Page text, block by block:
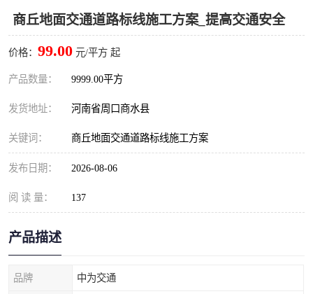
商丘地面交通道路标线施工方案_提高交通安全
价格： 99.00 元/平方 起
产品数量： 9999.00平方
发货地址： 河南省周口商水县
关键词： 商丘地面交通道路标线施工方案
发布日期： 2026-08-06
阅 读 量： 137
产品描述
品牌 中为交通